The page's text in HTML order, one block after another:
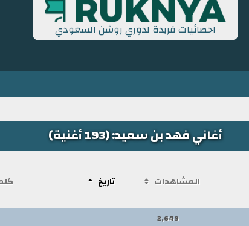
احصائيات فريدة لدوري روشن السعودي
أغاني فهد بن سعيد: (193 أغنية)
المشاهدات تاريخ
2,649